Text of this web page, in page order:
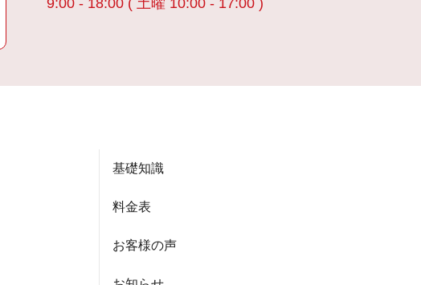
9:00 - 18:00 ( 土曜 10:00 - 17:00 )
基礎知識
料金表
お客様の声